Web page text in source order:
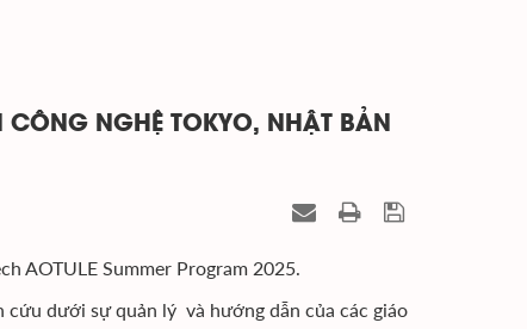
NGHỆ TOKYO, NHẬT BẢN
AOTULE Summer Program 2025.
dưới sự quản lý và hướng dẫn của các giáo